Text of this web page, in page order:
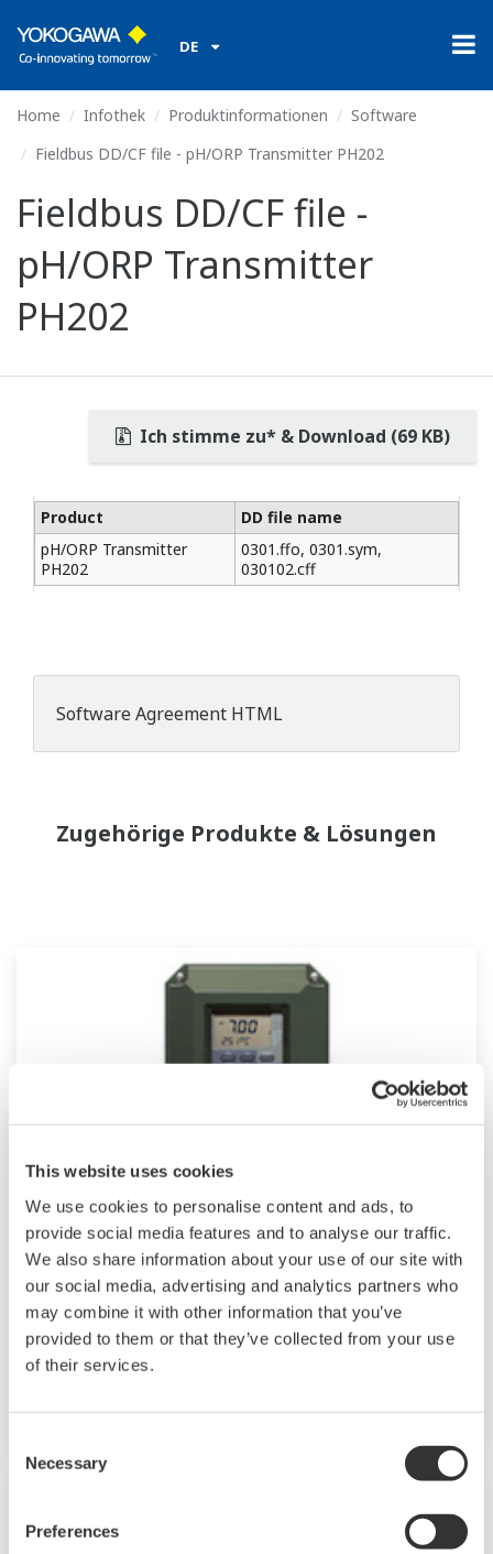
This website uses cookies
We use cookies to personalise content and ads, to
provide social media features and to analyse our traffic.
We also share information about your use of our site with
our social media, advertising and analytics partners who
may combine it with other information that you’ve
provided to them or that they’ve collected from your use
of their services.
Selection
Necessary
Preferences
DE
Home Infothek Produktinformationen
Software
Fieldbus DD/CF file - pH/ORP Transmitter PH202
Fieldbus DD/CF file -
pH/ORP Transmitter
PH202
Ich stimme zu* & Download (69 KB)
Product
DD file name
pH/ORP Transmitter
PH202
0301.ffo, 0301.sym,
030102.cff
Software Agreement HTML
Zugehörige Produkte & Lösungen
2-Wire 24VDC pH/ORP Transmitter /
Analyzer PH202
Designed for 2-wire (loop powered) system
configuration. Standard mA (4-20), HART,
Profibus, and Foundation Fieldbus